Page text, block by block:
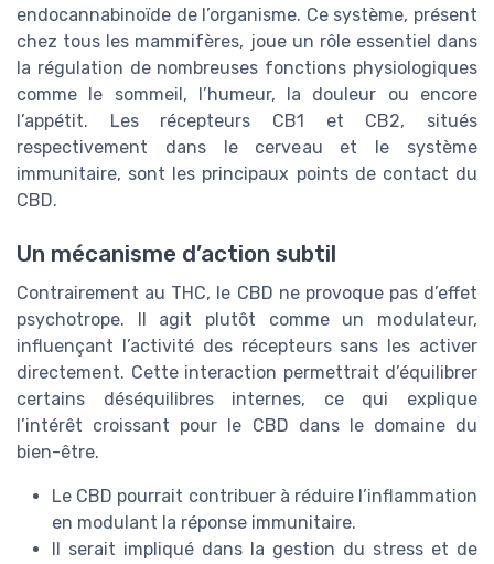
endocannabinoïde de l’organisme. Ce système, présent
chez tous les mammifères, joue un rôle essentiel dans
la régulation de nombreuses fonctions physiologiques
comme le sommeil, l’humeur, la douleur ou encore
l’appétit. Les récepteurs CB1 et CB2, situés
respectivement dans le cerveau et le système
immunitaire, sont les principaux points de contact du
CBD.
Un mécanisme d’action subtil
Contrairement au THC, le CBD ne provoque pas d’effet
psychotrope. Il agit plutôt comme un modulateur,
influençant l’activité des récepteurs sans les activer
directement. Cette interaction permettrait d’équilibrer
certains déséquilibres internes, ce qui explique
l’intérêt croissant pour le CBD dans le domaine du
bien-être.
Le CBD pourrait contribuer à réduire l’inflammation
en modulant la réponse immunitaire.
Il serait impliqué dans la gestion du stress et de